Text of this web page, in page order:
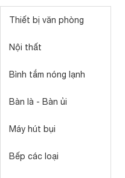
Thiết bị văn phòng
Nội thất
Bình tắm nóng lạnh
Bàn là - Bàn ủi
Máy hút bụi
Bếp các loại